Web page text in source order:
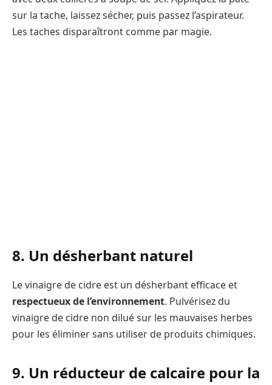
sur la tache, laissez sécher, puis passez l’aspirateur.
Les taches disparaîtront comme par magie.
8. Un désherbant naturel
Le vinaigre de cidre est un désherbant efficace et
respectueux de l’environnement. Pulvérisez du
vinaigre de cidre non dilué sur les mauvaises herbes
pour les éliminer sans utiliser de produits chimiques.
9. Un réducteur de calcaire pour la